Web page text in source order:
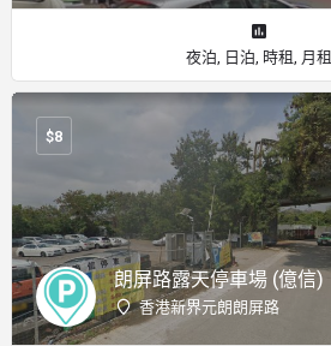
夜泊, 日泊, 時租, 月租
朗屏路露天停車場 (億信)
香港新界元朗朗屏路
$8